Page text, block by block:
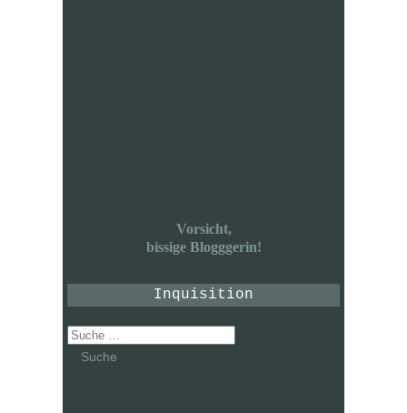
Vorsicht,
bissige Blogggerin!
Inquisition
Suche
nach: